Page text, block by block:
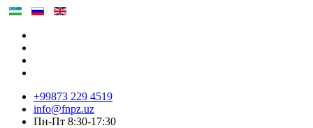
+99873 229 4519
info@fnpz.uz
Пн-Пт 8:30-17:30